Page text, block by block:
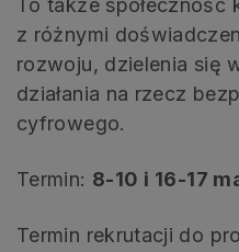
To także społeczność
z różnymi
rozwoju, dzielenia się
działania na rzecz
cyfrowego.
Termin: 8-10 i 16-17
Termin rekrutacji do